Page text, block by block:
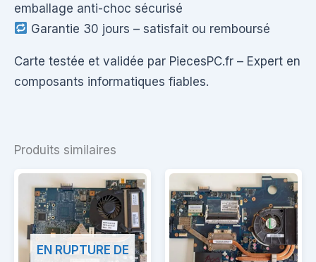
emballage anti-choc sécurisé
Garantie 30 jours – satisfait ou remboursé
Carte testée et validée par PiecesPC.fr – Expert en
composants informatiques fiables.
Produits similaires
EN RUPTURE DE